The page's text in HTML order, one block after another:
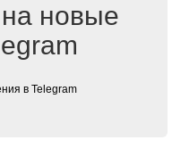
новые
в Telegram